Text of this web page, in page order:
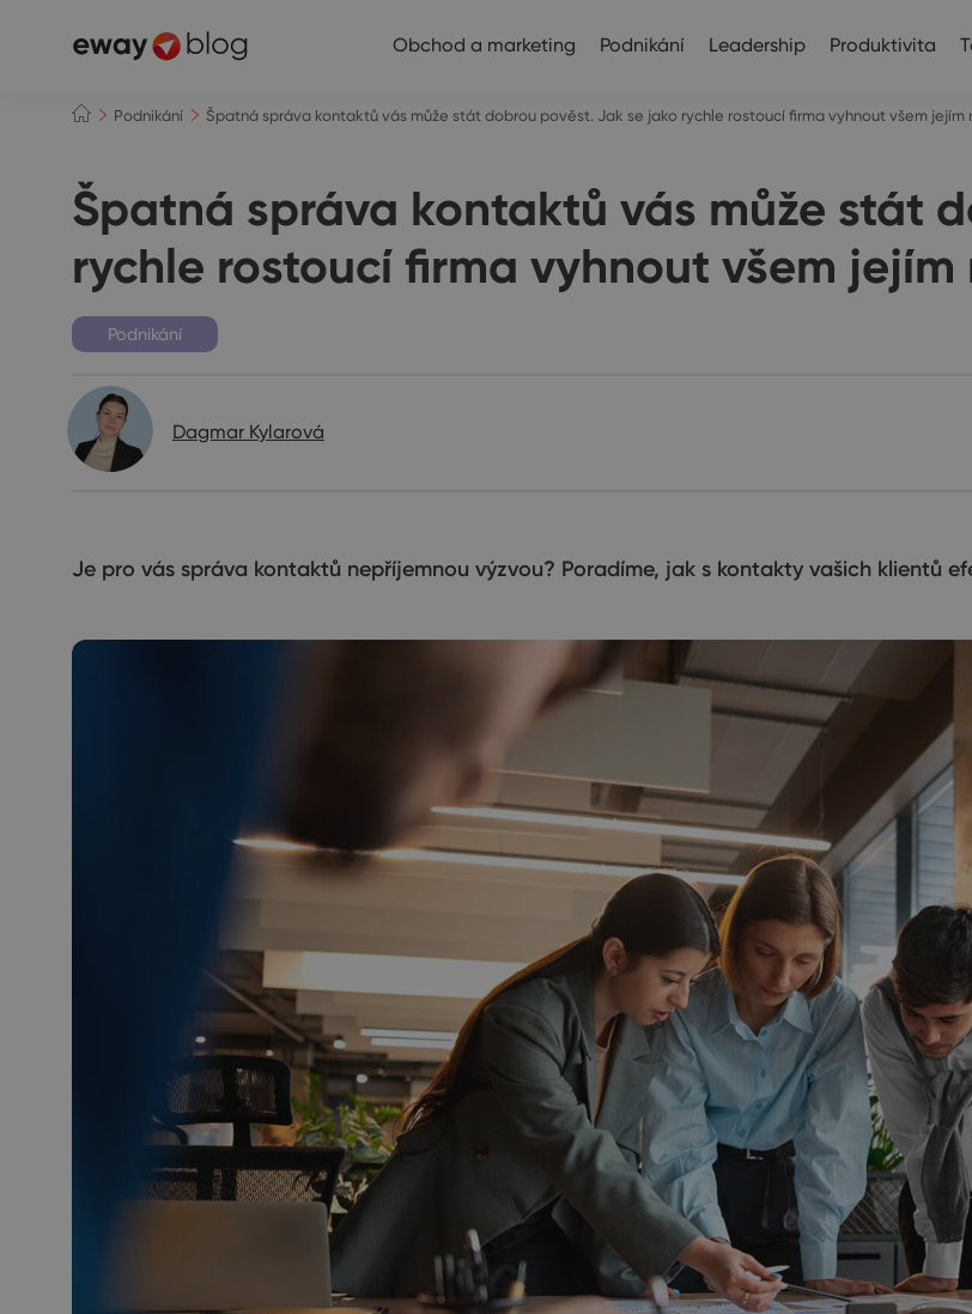
Obchod a marketing Podnikání Leadership Produktivita
Podnikání Špatná správa kontaktů vás může stát dobrou pověst. Jak se jako rychle rostoucí firma vyhnout všem jejím
Špatná správa kontaktů vás může stát
rychle rostoucí firma vyhnout všem jejím
Podnikání
Dagmar Kylarová
Je pro vás správa kontaktů nepříjemnou výzvou? Poradíme, jak s kontakty vašich klientů